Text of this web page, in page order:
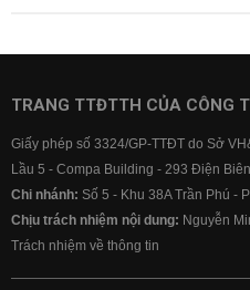
TRANG TTĐTTH CỦA CÔNG
Giấy phép số 3324/GP-TTĐT do Sở
Lầu 5 - Compa Building - 293 Điện
Chi nhánh: Số 5 - Khu 38A Trần Phú -
Chịu trách nhiệm nội dung: Nguyễn
Trách nhiệm về thông tin